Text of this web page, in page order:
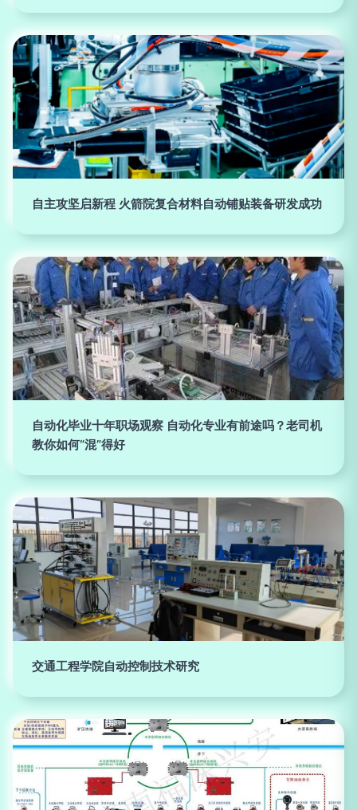
自主攻坚启新程 火箭院复合材料自动铺贴装备研发成功
自动化毕业十年职场观察 自动化专业有前途吗？老司机
教你如何“混”得好
交通工程学院自动控制技术研究